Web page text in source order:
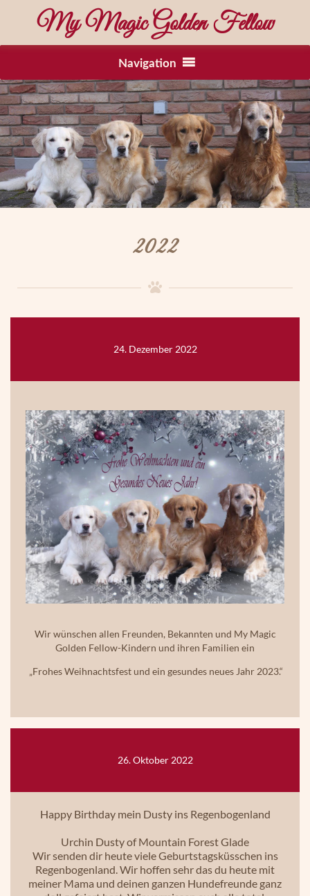
My Magic Golden Fellow
Navigation
2022
24. Dezember 2022
Wir wünschen allen Freunden, Bekannten und My Magic
Golden Fellow-Kindern und ihren Familien ein
„Frohes Weihnachtsfest und ein gesundes neues Jahr 2023.“
26. Oktober 2022
Happy Birthday mein Dusty ins Regenbogenland
Urchin Dusty of Mountain Forest Glade
Wir senden dir heute viele Geburtstagsküsschen ins
Regenbogenland. Wir hoffen sehr das du heute mit
meiner Mama und deinen ganzen Hundefreunde ganz